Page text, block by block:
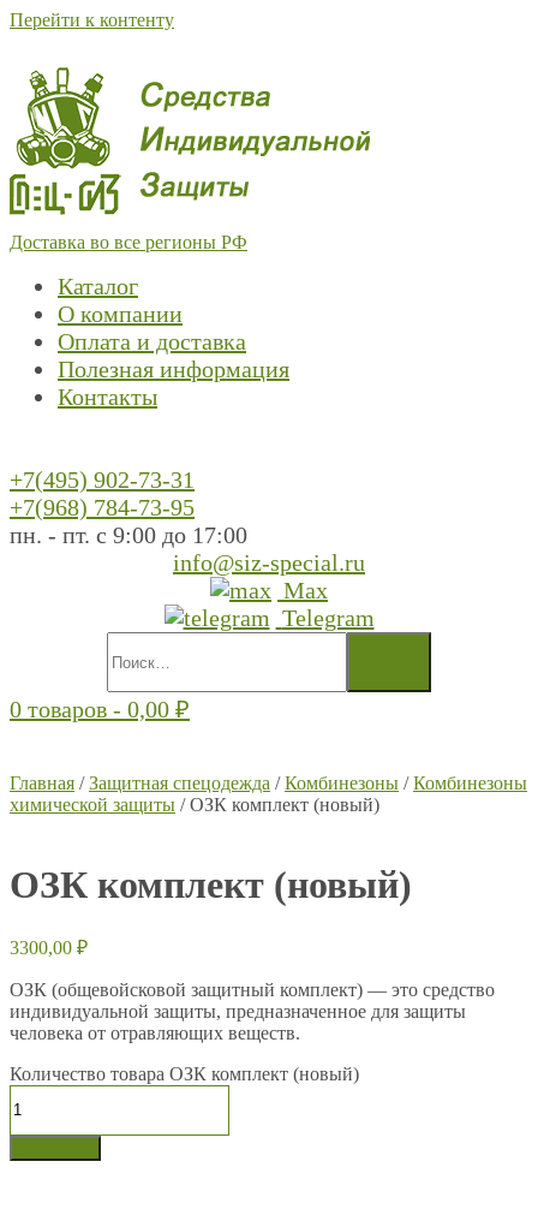
Перейти к контенту
Доставка во все регионы РФ
Каталог
О компании
Оплата и доставка
Полезная информация
Контакты
+7(495) 902-73-31
+7(968) 784-73-95
пн. - пт. с 9:00 до 17:00
info@siz-special.ru
Max
Telegram
0 товаров - 0,00 ₽
Главная /Защитная спецодежда /Комбинезоны /Комбинезоны
химической защиты / ОЗК комплект (новый)
ОЗК комплект (новый)
3300,00 ₽
ОЗК (общевойсковой защитный комплект) — это средство
индивидуальной защиты, предназначенное для защиты
человека от отравляющих веществ.
Количество товара ОЗК комплект (новый)